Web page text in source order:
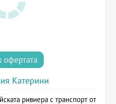
офертата
Катерини
ривиера с транспорт от